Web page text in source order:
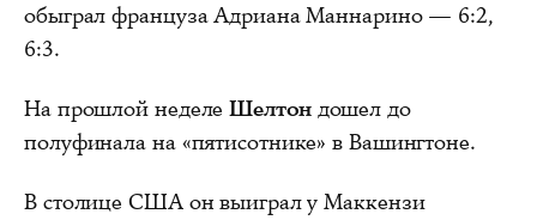
обыграл француза Адриана Маннарино — 6:2,
6:3.
На прошлой неделеШелтондошел до
полуфинала на «пятисотнике» в Вашингтоне.
В столице США он выиграл у Маккензи